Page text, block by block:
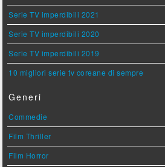
Serie TV imperdibili 2021
Serie TV imperdibili 2020
Serie TV imperdibili 2019
10 migliori serie tv coreane di sempre
Generi
Commedie
Film Thriller
Film Horror